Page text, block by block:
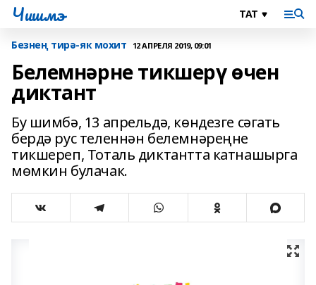
Чишмэ
Безнең тирә-як мохит 12 АПРЕЛЯ 2019, 09:01
Белемнәрне тикшерү өчен
диктант
Бу шимбә, 13 апрельдә, көндезге сәгать
бердә рус теленнән белемнәреңне
тикшереп, Тоталь диктантта катнашырга
мөмкин булачак.